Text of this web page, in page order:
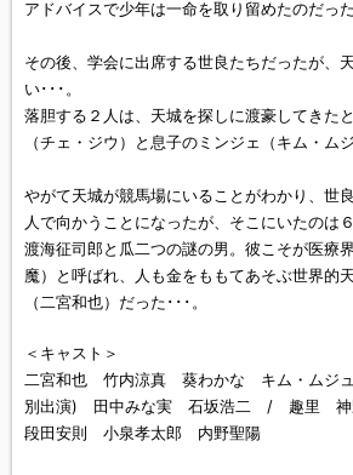
アドバイスで少年は一命を取り留めたのだった
その後、学会に出席する世良たちだったが、
い･･･。
落胆する２人は、天城を探しに渡豪してきた
（チェ・ジウ）と息子のミンジェ（キム・ム
やがて天城が競馬場にいることがわかり、世
人で向かうことになったが、そこにいたのは
渡海征司郎と瓜二つの謎の男。彼こそが医療
魔）と呼ばれ、人も金をももてあそぶ世界的
（二宮和也）だった･･･。
＜キャスト＞
二宮和也 竹内涼真 葵わかな キム・ムジ
別出演) 田中みな実 石坂浩二 / 趣里 神
段田安則 小泉孝太郎 内野聖陽